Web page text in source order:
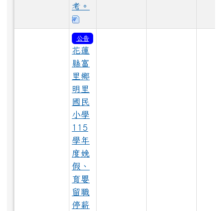
LINE_ALBUM_1150529_260603_48.jpg
LINE_ALBUM_1150528大頭照_260529_110.jpg
LINE_ALBUM_1150528大頭照_260529_95.jpg
LINE_ALBUM_1150528大頭照_260529_64.jpg
LINE_ALBUM_1150529_260603_57.jpg
考。
公告
花蓮
縣富
里鄉
明里
國民
小學
115
學年
度娩
假、
育嬰
留職
停薪